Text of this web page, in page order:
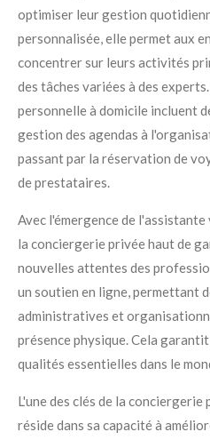
optimiser leur gestion
personnalisée, elle permet aux
concentrer sur leurs activités
des tâches variées à des
personnelle à domicile incluent
gestion des agendas à
passant par la réservation de
de prestataires.
Avec l'émergence de
la conciergerie privée haut de
nouvelles attentes des
un soutien en ligne, permettant
administratives et
présence physique. Cela
qualités essentielles dans le
L'une des clés de la
réside dans sa capacité à